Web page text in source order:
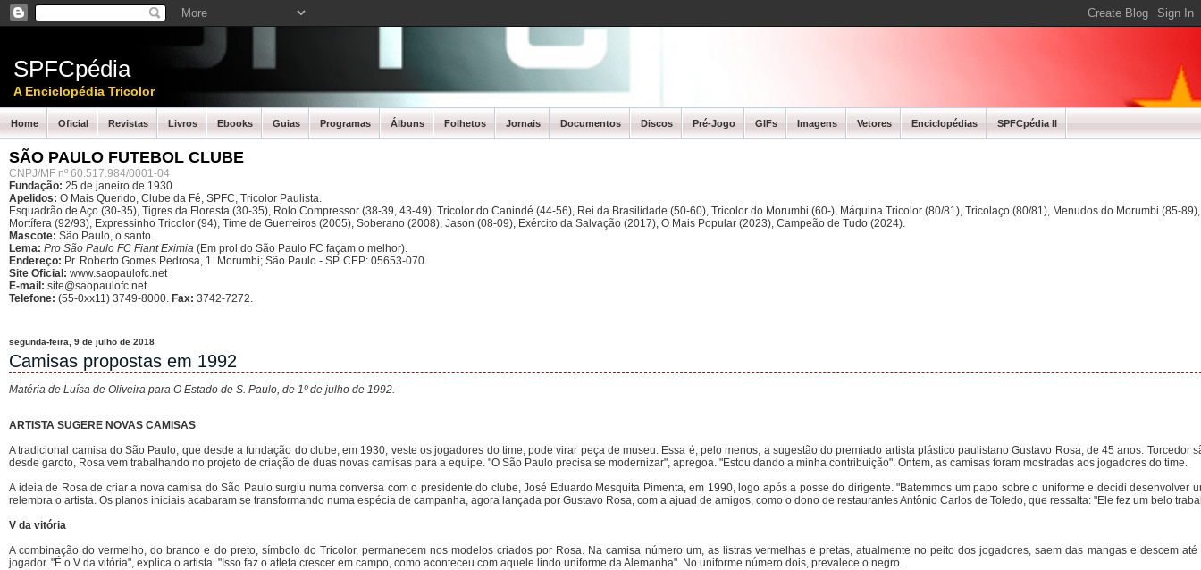
SPFCpédia
A Enciclopédia Tricolor
Home Oficial Revistas Livros Ebooks Guias Programas Álbuns Folhetos Jornais Documentos Discos Pré-Jogo GIFs Imagens Vetores Enciclopédias SPFCpédia II
SÃO PAULO FUTEBOL CLUBE
CNPJ/MF nº 60.517.984/0001-04
Fundação: 25 de janeiro de 1930
Apelidos: O Mais Querido, Clube da Fé, SPFC, Tricolor Paulista.
Esquadrão de Aço (30-35), Tigres da Floresta (30-35), Rolo Compressor (38-39, 43-49), Tricolor do Canindé (44-56), Rei da Brasilidade (50-60), Tricolor do Morumbi (60-), Máquina Tricolor (80/81), Tricolaço (80/81), Menudos do Morumbi (85-
Mortífera (92/93), Expressinho Tricolor (94), Time de Guerreiros (2005), Soberano (2008), Jason (08-09), Exército da Salvação (2017), O Mais Popular (2023), Campeão de Tudo (2024).
Mascote: São Paulo, o santo.
Lema: Pro São Paulo FC Fiant Eximia (Em prol do São Paulo FC façam o melhor).
Endereço: Pr. Roberto Gomes Pedrosa, 1. Morumbi; São Paulo - SP. CEP: 05653-070.
Site Oficial: www.saopaulofc.net
E-mail: site@saopaulofc.net
Telefone: (55-0xx11) 3749-8000. Fax: 3742-7272.
segunda-feira, 9 de julho de 2018
Camisas propostas em 1992
Matéria de Luísa de Oliveira para O Estado de S. Paulo, de 1º de julho de 1992.
ARTISTA SUGERE NOVAS CAMISAS
A tradicional camisa do São Paulo, que desde a fundação do clube, em 1930, veste os jogadores do time, pode virar peça de museu. Essa é, pelo menos, a sugestão do premiado artista plástico paulistano Gustavo Rosa, de 45 anos. Torcedor
desde garoto, Rosa vem trabalhando no projeto de criação de duas novas camisas para a equipe. "O São Paulo precisa se modernizar", apregoa. "Estou dando a minha contribuição". Ontem, as camisas foram mostradas aos jogadores do time.
A ideia de Rosa de criar a nova camisa do São Paulo surgiu numa conversa com o presidente do clube, José Eduardo Mesquita Pimenta, em 1990, logo após a posse do dirigente. "Batemmos um papo sobre o uniforme e decidi desenvolver
relembra o artista. Os planos iniciais acabaram se transformando numa espécia de campanha, agora lançada por Gustavo Rosa, com a ajuad de amigos, como o dono de restaurantes Antônio Carlos de Toledo, que ressalta: "Ele fez um belo
V da vitória
A combinação do vermelho, do branco e do preto, símbolo do Tricolor, permanecem nos modelos criados por Rosa. Na camisa número um, as listras vermelhas e pretas, atualmente no peito dos jogadores, saem das mangas e descem
jogador. "É o V da vitória", explica o artista. "Isso faz o atleta crescer em campo, como aconteceu com aquele lindo uniforme da Alemanha". No uniforme número dois, prevalece o negro.